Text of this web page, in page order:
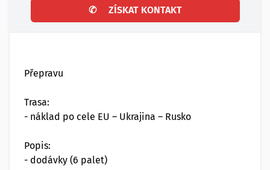
✆ ZÍSKAT KONTAKT
Přepravu
Trasa:
- náklad po cele EU – Ukrajina – Rusko
Popis:
- dodávky (6 palet)